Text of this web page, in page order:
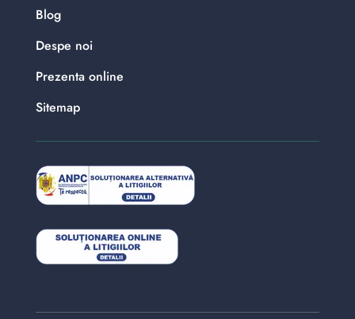
Blog
Despe noi
Prezenta online
Sitemap